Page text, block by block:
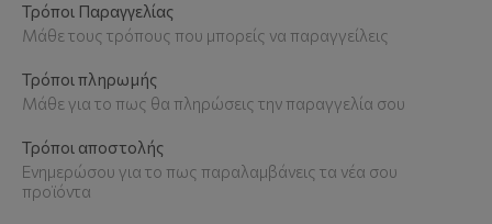
Τρόποι Παραγγελίας
Μάθε τους τρόπους που μπορείς να παραγγείλεις
Τρόποι πληρωμής
Μάθε για το πως θα πληρώσεις την παραγγελία σου
Τρόποι αποστολής
Ενημερώσου για το πως παραλαμβάνεις τα νέα σου
προϊόντα